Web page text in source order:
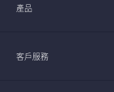
產品
客戶服務